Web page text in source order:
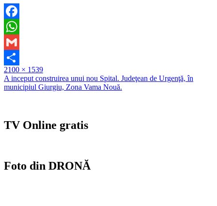
Facebook
WhatsApp
Gmail
Partajează
Full
size
2100 × 1539
Navigare
în
A inceput construirea unui nou Spital. Judeţean de Urgenţă, în
municipiul Giurgiu, Zona Vama Nouă.
TV Online gratis
Foto din DRONĂ